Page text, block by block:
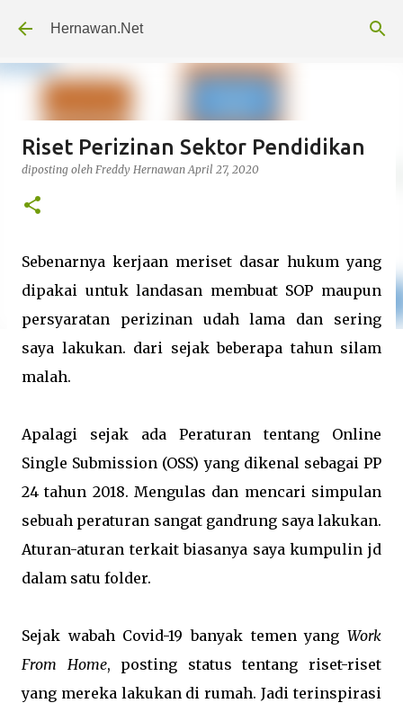
Langsung ke konten utama
Hernawan.Net
Riset Perizinan Sektor Pendidikan
diposting oleh Freddy Hernawan April 27, 2020
Sebenarnya kerjaan meriset dasar hukum yang
dipakai untuk landasan membuat SOP maupun
persyaratan perizinan udah lama dan sering
saya lakukan. dari sejak beberapa tahun silam
malah.
Apalagi sejak ada Peraturan tentang Online
Single Submission (OSS) yang dikenal sebagai PP
24 tahun 2018. Mengulas dan mencari simpulan
sebuah peraturan sangat gandrung saya lakukan.
Aturan-aturan terkait biasanya saya kumpulin jd
dalam satu folder.
Sejak wabah Covid-19 banyak temen yang Work
From Home, posting status tentang riset-riset
yang mereka lakukan di rumah. Jadi terinspirasi